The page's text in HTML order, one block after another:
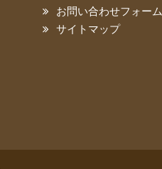
お問い合わせフォーム
サイトマップ